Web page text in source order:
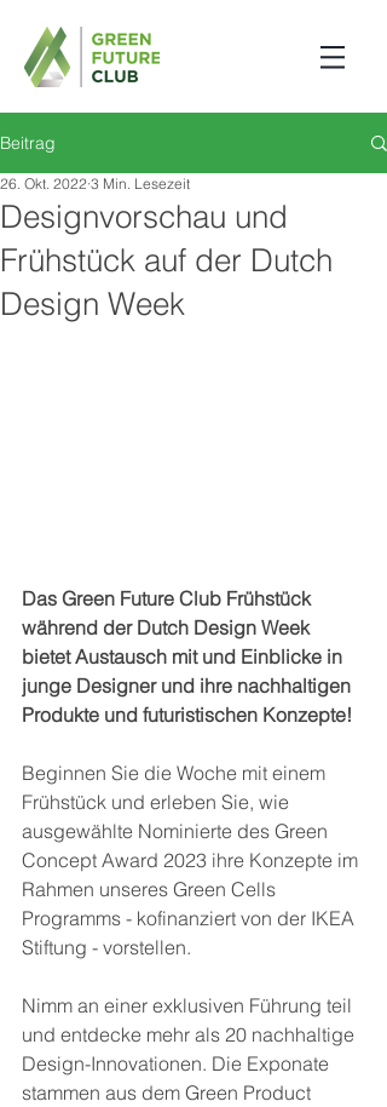
Beitrag
Designvorschau und
Frühstück auf der Dutch
Design Week
26. Okt. 2022 3 Min. Lesezeit
Das Green Future Club Frühstück
während der Dutch Design Week
bietet Austausch mit und Einblicke in
junge Designer und ihre nachhaltigen
Produkte und futuristischen Konzepte!
Beginnen Sie die Woche mit einem
Frühstück und erleben Sie, wie
ausgewählte Nominierte des Green
Concept Award 2023 ihre Konzepte im
Rahmen unseres Green Cells
Programms - kofinanziert von der IKEA
Stiftung - vorstellen.
Nimm an einer exklusiven Führung teil
und entdecke mehr als 20 nachhaltige
Design-Innovationen. Die Exponate
stammen aus dem Green Product